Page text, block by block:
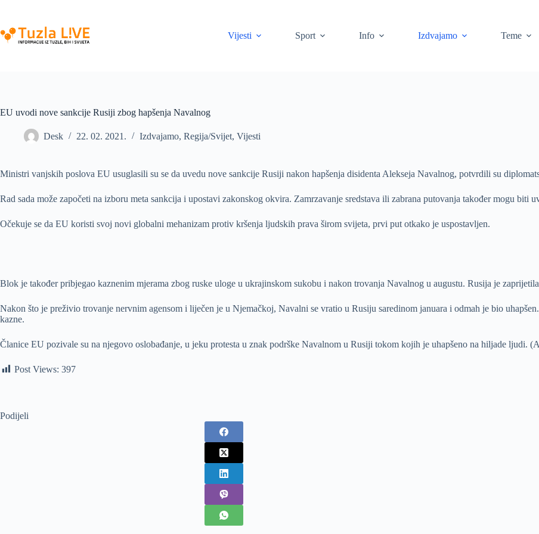
content
Vijesti
Sport Info Izdvajamo Teme
EU uvodi nove sankcije Rusiji zbog hapšenja Navalnog
Desk 22. 02. 2021. Izdvajamo, Regija/Svijet, Vijesti
Ministri vanjskih poslova EU usuglasili su se da uvedu nove sankcije Rusiji nakon hapšenja disidenta Alekseja Navalnog, potvrdili su
Rad sada može započeti na izboru meta sankcija i upostavi zakonskog okvira. Zamrzavanje sredstava ili zabrana putovanja također mogu
Očekuje se da EU koristi svoj novi globalni mehanizam protiv kršenja ljudskih prava širom svijeta, prvi put otkako je uspostavljen.
Blok je također pribjegao kaznenim mjerama zbog ruske uloge u ukrajinskom sukobu i nakon trovanja Navalnog u augustu. Rusija je
Nakon što je preživio trovanje nervnim agensom i liječen je u Njemačkoj, Navalni se vratio u Rusiju saredinom januara i odmah je bio
kazne.
Članice EU pozivale su na njegovo oslobađanje, u jeku protesta u znak podrške Navalnom u Rusiji tokom kojih je uhapšeno na hiljade ljudi.
Post Views: 397
Podijeli